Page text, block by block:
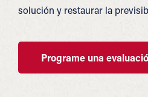
solución y restaurar la
Programe una